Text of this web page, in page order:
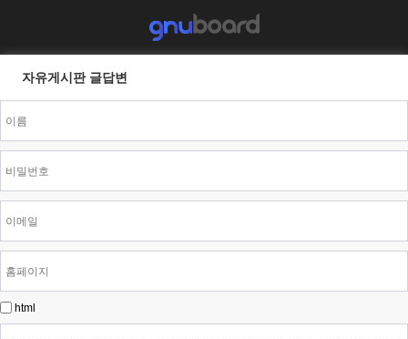
자유게시판 글답변
html